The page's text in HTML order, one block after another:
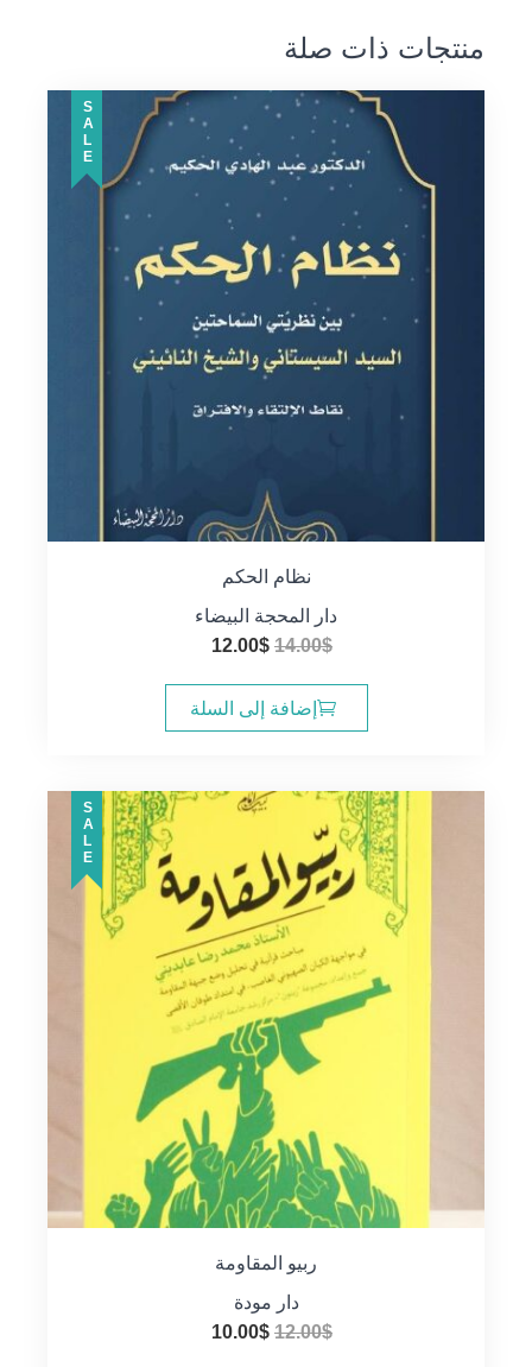
منتجات ذات صلة
SALE
نظام الحكم
دار المحجة البيضاء
14.00$
السعر
هو:
14.00$.
12.00$
هو:
12.00$.
إضافة إلى السلة
SALE
ربيو المقاومة
دار مودة
12.00$
السعر
10.00$